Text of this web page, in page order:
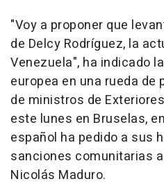
"Voy a proponer que
de Delcy Rodríguez, la
Venezuela", ha indicado
europea en una rueda de
de ministros de
este lunes en Bruselas,
español ha pedido a sus
sanciones comunitarias
Nicolás Maduro.